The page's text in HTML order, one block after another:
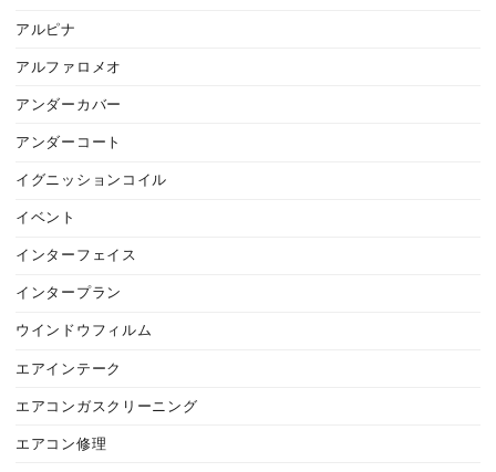
アルピナ
アルファロメオ
アンダーカバー
アンダーコート
イグニッションコイル
イベント
インターフェイス
インタープラン
ウインドウフィルム
エアインテーク
エアコンガスクリーニング
エアコン修理